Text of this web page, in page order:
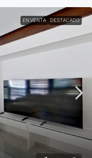
EN VENTA DESTACADO